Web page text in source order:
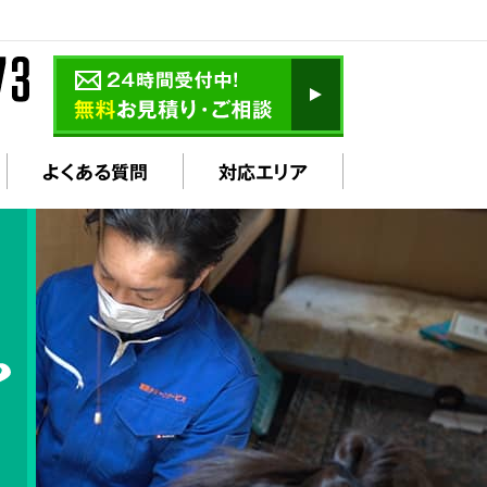
よくある質問 対応エリア